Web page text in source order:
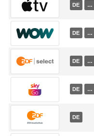
DE …
DE …
DE …
DE …
DE